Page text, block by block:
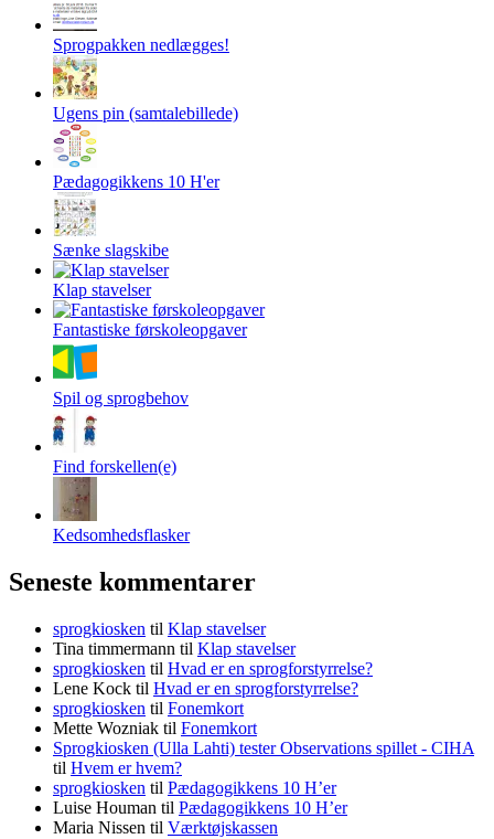
Sprogpakken nedlægges!
Ugens pin (samtalebillede)
Pædagogikkens 10 H'er
Sænke slagskibe
Klap stavelser
Fantastiske førskoleopgaver
Spil og sprogbehov
Find forskellen(e)
Kedsomhedsflasker
Seneste kommentarer
sprogkiosken til Klap stavelser
Tina timmermann til Klap stavelser
sprogkiosken til Hvad er en sprogforstyrrelse?
Lene Kock til Hvad er en sprogforstyrrelse?
sprogkiosken til Fonemkort
Mette Wozniak til Fonemkort
Sprogkiosken (Ulla Lahti) tester Observations spillet - CIHA
til Hvem er hvem?
sprogkiosken til Pædagogikkens 10 H’er
Luise Houman til Pædagogikkens 10 H’er
Maria Nissen til Værktøjskassen